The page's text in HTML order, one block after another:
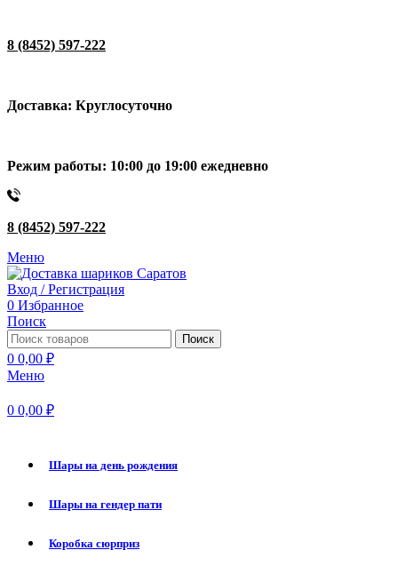
8 (8452) 597-222
Доставка: Круглосуточно
Режим работы: 10:00 до 19:00 ежедневно
8 (8452) 597-222
Меню
Вход / Регистрация
0 Избранное
Поиск
Поиск
0 0,00 ₽
Меню
0 0,00 ₽
Шары на день рождения
Шары на гендер пати
Коробка сюрприз